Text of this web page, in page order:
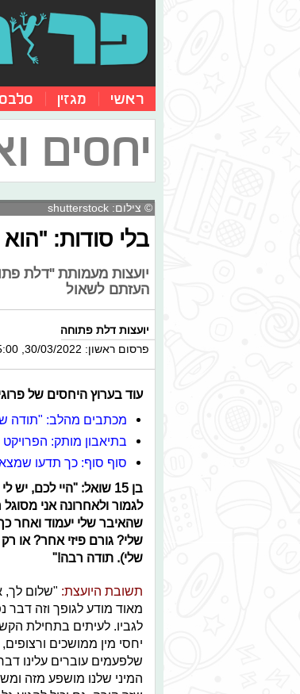
ראשי מגזין סלבס
יחסים
© צילום: shutterstock
בלי סודות:
יועצות מעמותת "דלת
העזתם לשאול
יועצות דלת פתוחה
פרסום ראשון: 30/03/2022, 15:00
עוד בערוץ היחסים של
מכתבים מהלב: "תודה
בתיאבון מותק:
סוף סוף: כך תדעו
בן 15 שואל: "היי לכם,
לגמור ולאחרונה אני
שהאיבר שלי יעמוד ואחר
שלי? גורם פיזי אחר? או
שלי). תודה רבה!"
תשובת היועצת: "שלום לך,
מאוד מודע לגופך וזה דבר
לגביו. לעיתים בתחילת
יחסי מין ממושכים
שלפעמים עוברים עלינו
המיני שלנו מושפע מזה